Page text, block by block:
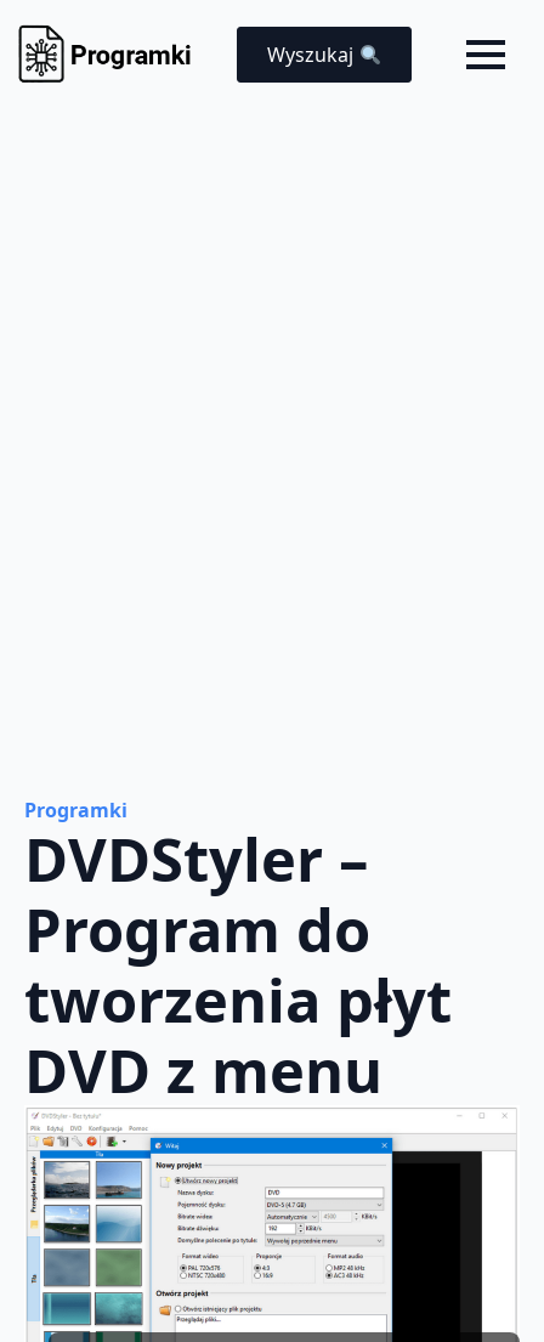
Wyszukaj
Programki
DVDStyler –
Program do
tworzenia płyt
DVD z menu